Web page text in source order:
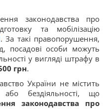
законодавства про
та мобілізацію
. За такі правопорушення,
посадові особи можуть
у вигляді штрафу в
грн.
України не містить
бездіяльності, що
законодавства про